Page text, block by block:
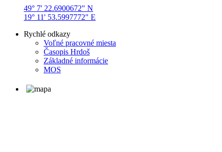
49° 7' 22.6900672" N
19° 11' 53.5997772" E
Rychlé odkazy
Voľné pracovné miesta
Časopis Hrdoš
Základné informácie
MOS